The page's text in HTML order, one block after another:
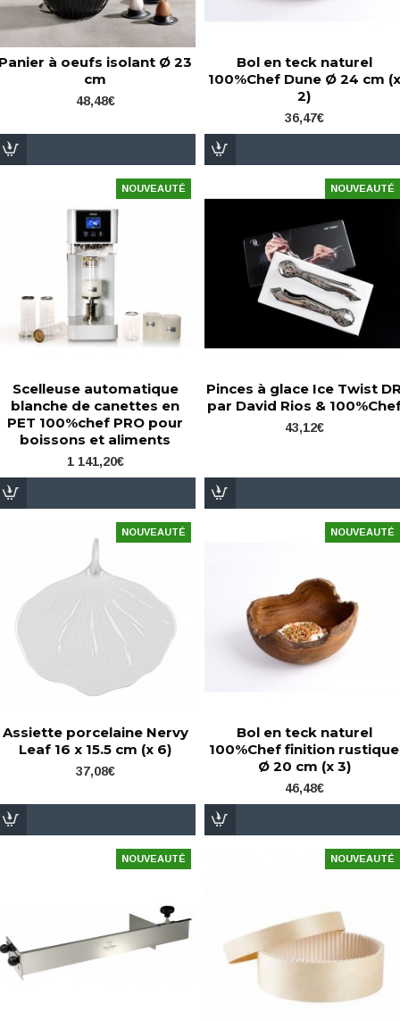
à oeufs isolant Ø 23
cm
48,48€
Bol en teck naturel
100%Chef Dune Ø 24 cm (x
2)
36,47€
NOUVEAUTÉ
Scelleuse automatique
blanche de canettes en
PET 100%chef PRO pour
boissons et aliments
1 141,20€
NOUVEAUTÉ
Pinces à glace Ice Twist
par David Rios &
43,12€
NOUVEAUTÉ
Assiette porcelaine Nervy
Leaf 16 x 15.5 cm (x 6)
37,08€
NOUVEAUTÉ
Bol en teck naturel
100%Chef finition rustique
Ø 20 cm (x 3)
46,48€
NOUVEAUTÉ NOUVEAUTÉ